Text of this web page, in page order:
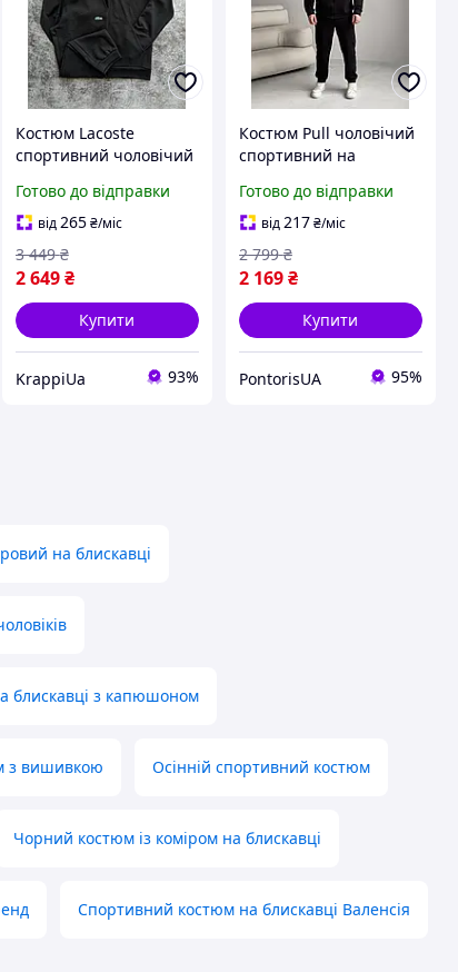
Костюм Lacoste
спортивний чоловічий
блискавці чорний
Готово до відправки
від265 ₴/міс
2 649 ₴
3 449 ₴
Купити
KrappiUa 93%
Костюм Pull чоловічий
спортивний на
осінній кофта штани
чорний
Готово до відправки
від217₴/міс
2 169₴
2 799 ₴
Купити
PontorisUA 95%
на блискавці
блискавці з капюшоном
з вишивкою Осінній спортивний костюм
Чорний костюм із коміром на блискавці
Спортивний костюм на блискавці Валенсія